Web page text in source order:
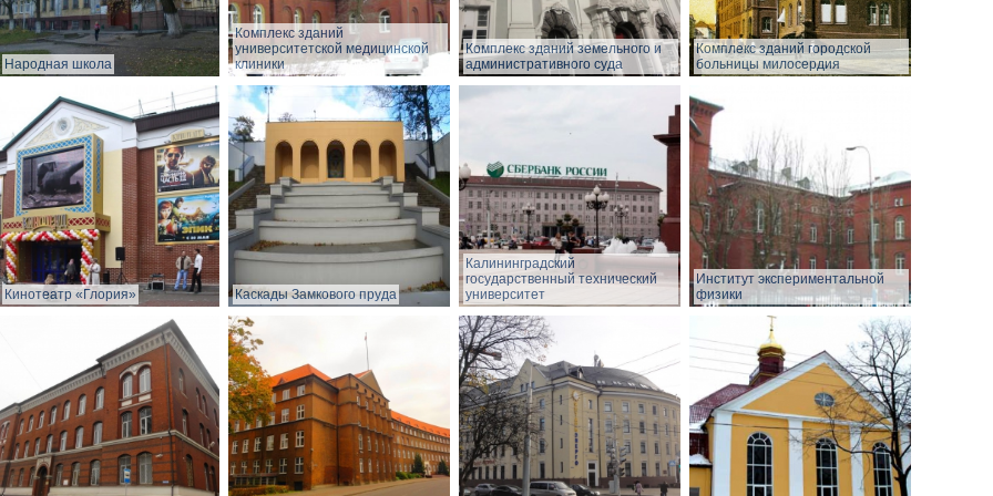
Народная школа
Комплекс зданий
университетской медицинской
клиники
Комплекс зданий земельного и
административного суда
Комплекс зданий городской
больницы милосердия
Кинотеатр «Глория» Каскады Замкового пруда
Калининградский
государственный технический
университет
Институт экспериментальной
физики